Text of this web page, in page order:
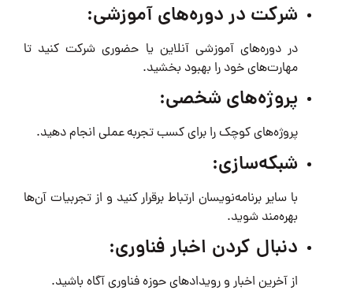
شرکت در دوره‌های آموزشی:
در دوره‌های آموزشی آنلاین یا حضوری شرکت کنید تا
مهارت‌های خود را بهبود بخشید.
پروژه‌های شخصی:
پروژه‌های کوچک را برای کسب تجربه عملی انجام دهید.
شبکه‌سازی:
با سایر برنامه‌نویسان ارتباط برقرار کنید و از تجربیات آن‌ها
بهره‌مند شوید.
دنبال کردن اخبار فناوری:
از آخرین اخبار و رویدادهای حوزه فناوری آگاه باشید.